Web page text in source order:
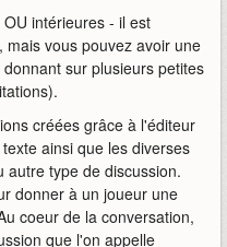
intérieures - il est
vous pouvez avoir une
sur plusieurs petites
créées grâce à l'éditeur
ainsi que les diverses
autre type de discussion.
donner à un joueur une
coeur de la conversation,
que l'on appelle